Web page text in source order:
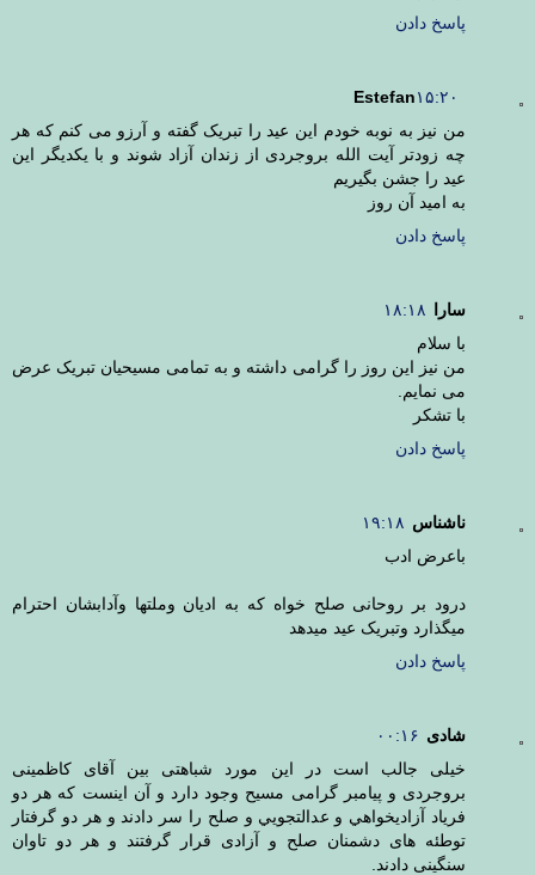
پاسخ دادن
Estefan۱۵:۲۰
من نیز به نوبه خودم این عید را تبریک گفته و آرزو می کنم که هر
چه زودتر آیت الله بروجردی از زندان آزاد شوند و با یکدیگر این
عید را جشن بگیریم
به امید آن روز
پاسخ دادن
سارا
۱۸:۱۸
با سلام
من نیز این روز را گرامی داشته و به تمامی مسیحیان تبریک عرض
می نمایم.
با تشکر
پاسخ دادن
ناشناس ۱۹:۱۸
باعرض ادب
درود بر روحانی صلح خواه که به ادیان وملتها وآدابشان احترام
میگذارد وتبریک عید میدهد
پاسخ دادن
شادی ۰۰:۱۶
خیلی جالب است در این مورد شباهتی بین آقای کاظمینی
بروجردی و پیامبر گرامی مسیح وجود دارد و آن اینست که هر دو
فریاد آزاديخواهي و عدالتجويي و صلح را سر دادند و هر دو گرفتار
توطئه های دشمنان صلح و آزادی قرار گرفتند و هر دو تاوان
سنگینی دادند.